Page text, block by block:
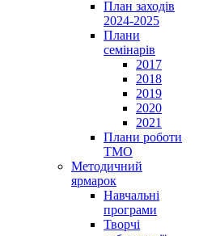
План заходів
2024-2025
Плани
семінарів
2017
2018
2019
2020
2021
Плани роботи
ТМО
Методичний
ярмарок
Навчальні
програми
Творчі